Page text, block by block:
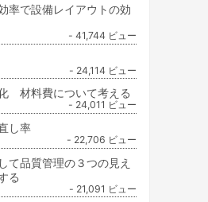
率で設備レイアウトの効
- 41,744 ビュー
- 24,114 ビュー
材料費について考える
- 24,011 ビュー
し率
- 22,706 ビュー
て品質管理の３つの見え
る
- 21,091 ビュー